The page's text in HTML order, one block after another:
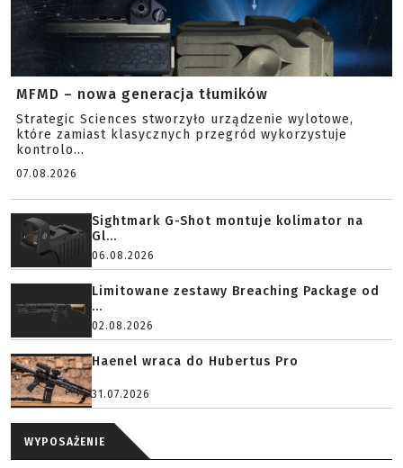
MFMD – nowa generacja tłumików
Strategic Sciences stworzyło urządzenie wylotowe,
które zamiast klasycznych przegród wykorzystuje
kontrolo...
07.08.2026
Sightmark G-Shot montuje kolimator na
Gl...
06.08.2026
Limitowane zestawy Breaching Package od
...
02.08.2026
Haenel wraca do Hubertus Pro
31.07.2026
WYPOSAŻENIE